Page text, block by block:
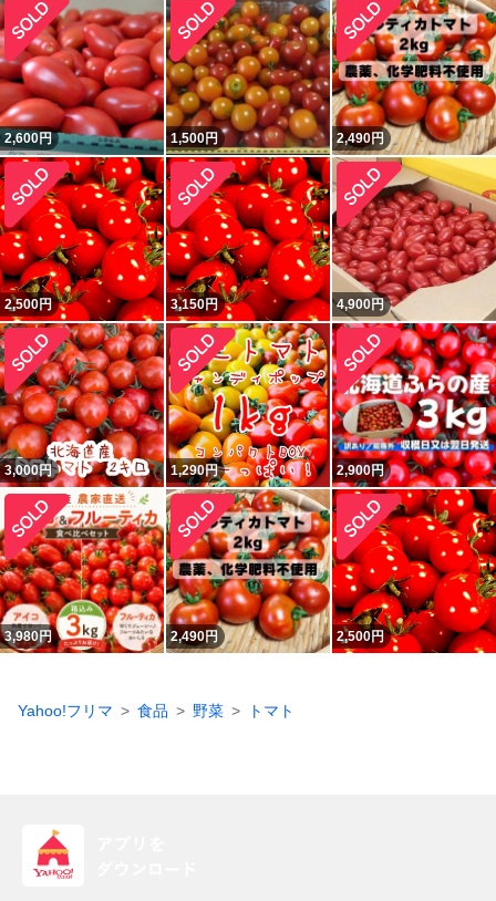
2,600円 1,500円 2,490円
2,500円 3,150円 4,900円
3,000円 1,290円 2,900円
3,980円 2,490円 2,500円
Yahoo!フリマ 食品 野菜 トマト